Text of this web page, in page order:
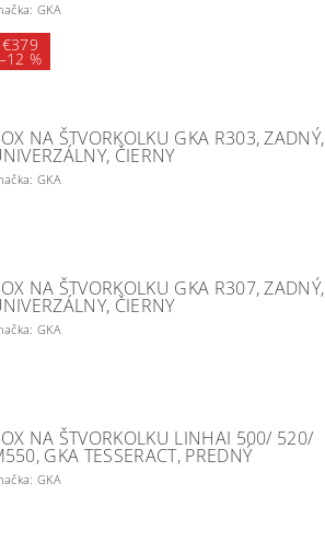
GKA
€379
–12 %
NA ŠTVORKOLKU GKA R303, ZADNÝ,
ČIERNY
GKA
NA ŠTVORKOLKU GKA R307, ZADNÝ,
ČIERNY
GKA
NA ŠTVORKOLKU LINHAI 500/ 520/
GKA TESSERACT, PREDNÝ
GKA